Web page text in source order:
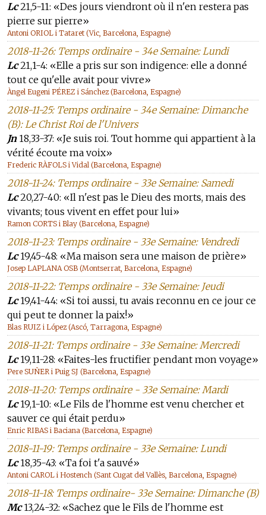
Lc21,5-11: «Des jours viendront où il n'en restera pas
pierre sur pierre»
Antoni ORIOL i Tataret (Vic, Barcelona, Espagne)
2018-11-26: Temps ordinaire - 34e Semaine: Lundi
Lc21,1-4: «Elle a pris sur son indigence: elle a donné
tout ce qu'elle avait pour vivre»
Àngel Eugeni PÉREZ i Sánchez (Barcelona, Espagne)
2018-11-25: Temps ordinaire - 34e Semaine: Dimanche
(B): Le Christ Roi de l'Univers
Jn18,33-37: «Je suis roi. Tout homme qui appartient à la
vérité écoute ma voix»
Frederic RÀFOLS i Vidal (Barcelona, Espagne)
2018-11-24: Temps ordinaire - 33e Semaine: Samedi
Lc20,27-40: «Il n'est pas le Dieu des morts, mais des
vivants; tous vivent en effet pour lui»
Ramon CORTS i Blay (Barcelona, Espagne)
2018-11-23: Temps ordinaire - 33e Semaine: Vendredi
Lc19,45-48: «Ma maison sera une maison de prière»
Josep LAPLANA OSB (Montserrat, Barcelona, Espagne)
2018-11-22: Temps ordinaire - 33e Semaine: Jeudi
Lc19,41-44: «Si toi aussi, tu avais reconnu en ce jour ce
qui peut te donner la paix!»
Blas RUIZ i López (Ascó, Tarragona, Espagne)
2018-11-21: Temps ordinaire - 33e Semaine: Mercredi
Lc19,11-28: «Faites-les fructifier pendant mon voyage»
Pere SUÑER i Puig SJ (Barcelona, Espagne)
2018-11-20: Temps ordinaire - 33e Semaine: Mardi
Lc19,1-10: «Le Fils de l'homme est venu chercher et
sauver ce qui était perdu»
Enric RIBAS i Baciana (Barcelona, Espagne)
2018-11-19: Temps ordinaire - 33e Semaine: Lundi
Lc18,35-43: «Ta foi t'a sauvé»
Antoni CAROL i Hostench (Sant Cugat del Vallès, Barcelona, Espagne)
2018-11-18: Temps ordinaire- 33e Semaine: Dimanche (B)
Mc13,24-32: «Sachez que le Fils de l'homme est